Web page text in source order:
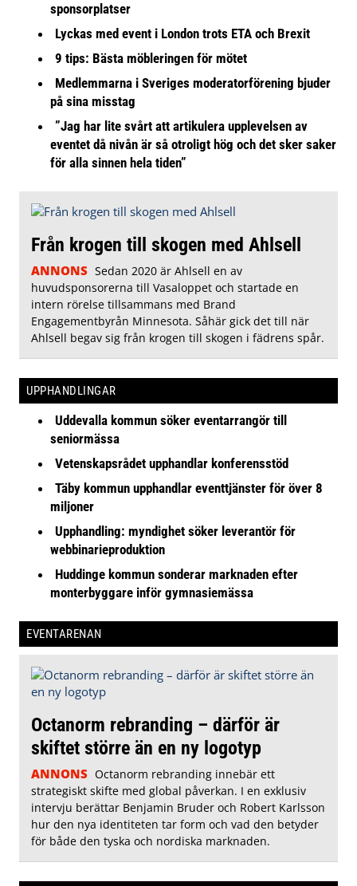
sponsorplatser
Lyckas med event i London trots ETA och Brexit
9 tips: Bästa möbleringen för mötet
Medlemmarna i Sveriges moderatorförening bjuder
på sina misstag
”Jag har lite svårt att artikulera upplevelsen av
eventet då nivån är så otroligt hög och det sker saker
för alla sinnen hela tiden”
Från krogen till skogen med Ahlsell
ANNONS Sedan 2020 är Ahlsell en av
huvudsponsorerna till Vasaloppet och startade en
intern rörelse tillsammans med Brand
Engagementbyrån Minnesota. Såhär gick det till när
Ahlsell begav sig från krogen till skogen i fädrens spår.
UPPHANDLINGAR
Uddevalla kommun söker eventarrangör till
seniormässa
Vetenskapsrådet upphandlar konferensstöd
Täby kommun upphandlar eventtjänster för över 8
miljoner
Upphandling: myndighet söker leverantör för
webbinarieproduktion
Huddinge kommun sonderar marknaden efter
monterbyggare inför gymnasiemässa
EVENTARENAN
Octanorm rebranding – därför är
skiftet större än en ny logotyp
ANNONS Octanorm rebranding innebär ett
strategiskt skifte med global påverkan. I en exklusiv
intervju berättar Benjamin Bruder och Robert Karlsson
hur den nya identiteten tar form och vad den betyder
för både den tyska och nordiska marknaden.